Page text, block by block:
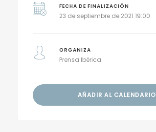
FECHA DE FINALIZACIÓN
23 de septiembre de 2021 19:00
ORGANIZA
Prensa Ibérica
AÑADIR AL CALENDARIO